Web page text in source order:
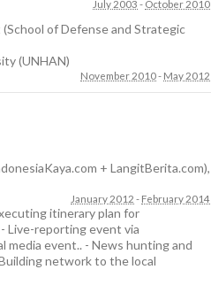
July 2003 - October 2010
of Defense and Strategic
(UNHAN)
November 2010- May 2012
+ LangitBerita.com),
January 2012 - February 2014
itinerary plan for
Live-reporting event via
media event.. - News hunting and
network to the local